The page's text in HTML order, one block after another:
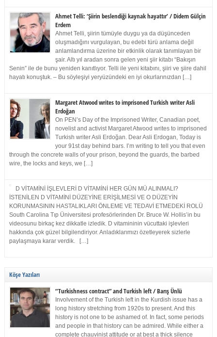
Ahmet Telli: ‘Şiirin beslendiği kaynak hayattır’ / Didem Gülçin
Erdem
Ahmet Telli, şiirin tümüyle duygu ya da düşünceden
oluşmadığını vurgulayan, bu edebi türü anlama değil
anlamlandırma üzerine bir etkinlik olarak tanımlayan bir
şair. Altı yıl aradan sonra gelen yeni şiir kitabı “Bakışın
Senin” ile de bunu yeniden kanıtlıyor. Telli ile yeni kitabını, şiiri ve şiire dahil
hayatı konuştuk. – Bu söyleşiyi yeryüzündeki en iyi okurlarınızdan […]
Margaret Atwood writes to imprisoned Turkish writer Asli
Erdoğan
On PEN’s Day of the Imprisoned Writer, Canadian poet,
novelist and activist Margaret Atwood writes to imprisoned
Turkish writer Asli Erdoğan. Dear Asli Erdogan, Today is
your 91st day behind bars. I’m writing to tell you that even
through the concrete walls of your prison, beyond the guards, the barbed
wire, the locks and keys, we […]
D VİTAMİNİ İŞLEVLERİ D VİTAMİNİ HER GÜN MÜ ALINMALI?
İSTENİLEN D VİTAMİNİ DÜZEYİNE ERİŞİLMESİ VE O DÜZEYİN
KORUNMASININ HASTALIKLARI ÖNLEME VE TEDAVİ ETMEDEKİ ROLÜ
South Carolina Tıp Üniversitesi profesörlerinden Dr. Bruce W. Hollis’in bu
videosunu birkaç kez dikkatle izledik. D vitamininin vücuttaki işlevleri
hakkında çok güzel bilgilendiriyor. Anladıklarımızı özetleyerek sizlerle
paylaşmaya karar verdik. […]
Köşe Yazıları
“Turkishness contract” and Turkish left / Barış Ünlü
Involvement of the Turkish left in the Kurdish issue has a
long history stretching from 1920s to present. And this
history is not one to be ashamed of. In fact, some periods
and people in that history can be admired. While either a
complete chauvinist attitude or at best a thick silence